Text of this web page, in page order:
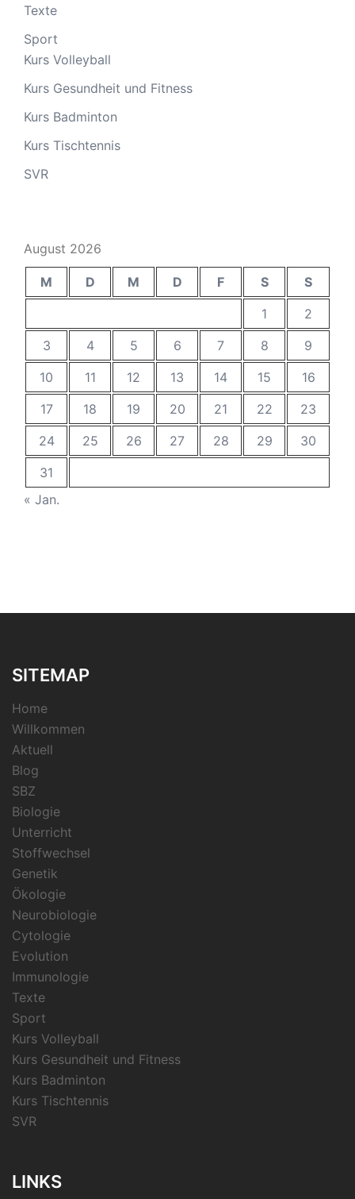
Texte
Sport
Kurs Volleyball
Kurs Gesundheit und Fitness
Kurs Badminton
Kurs Tischtennis
SVR
August 2026
M D M D F S
S
1
2
3
4 5 6 7 8
9
10
11 12 13 14 15
16
17
18 19 20 21 22
23
24
25 26 27 28 29
30
31
« Jan.
SITEMAP
Home
Willkommen
Aktuell
Blog
SBZ
Biologie
Unterricht
Stoffwechsel
Genetik
Ökologie
Neurobiologie
Cytologie
Evolution
Immunologie
Texte
Sport
Kurs Volleyball
Kurs Gesundheit und Fitness
Kurs Badminton
Kurs Tischtennis
SVR
LINKS